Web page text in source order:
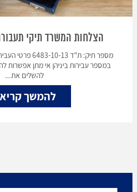
הצלחות המשרד תיקי תעבורה : 13/
מספר תיק: ת"ד
במספר עבירות ביניהן אי מתן אפשרות
להשלים את...
להמשך